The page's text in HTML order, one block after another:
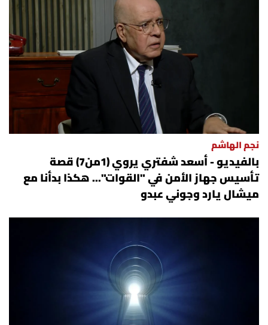
نجم الهاشم
بالفيديو - أسعد شفتري يروي (1من7) قصة
تأسيس جهاز الأمن في "القوات"... هكذا بدأنا مع
ميشال يارد وجوني عبدو